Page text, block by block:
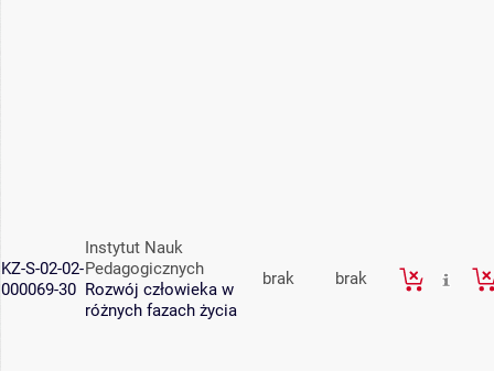
KZ-S-02-02-
000069-30
Instytut Nauk
Pedagogicznych
Rozwój człowieka w
różnych fazach życia
brak brak